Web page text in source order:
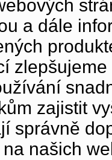
a dále
zajistit
správně
našich